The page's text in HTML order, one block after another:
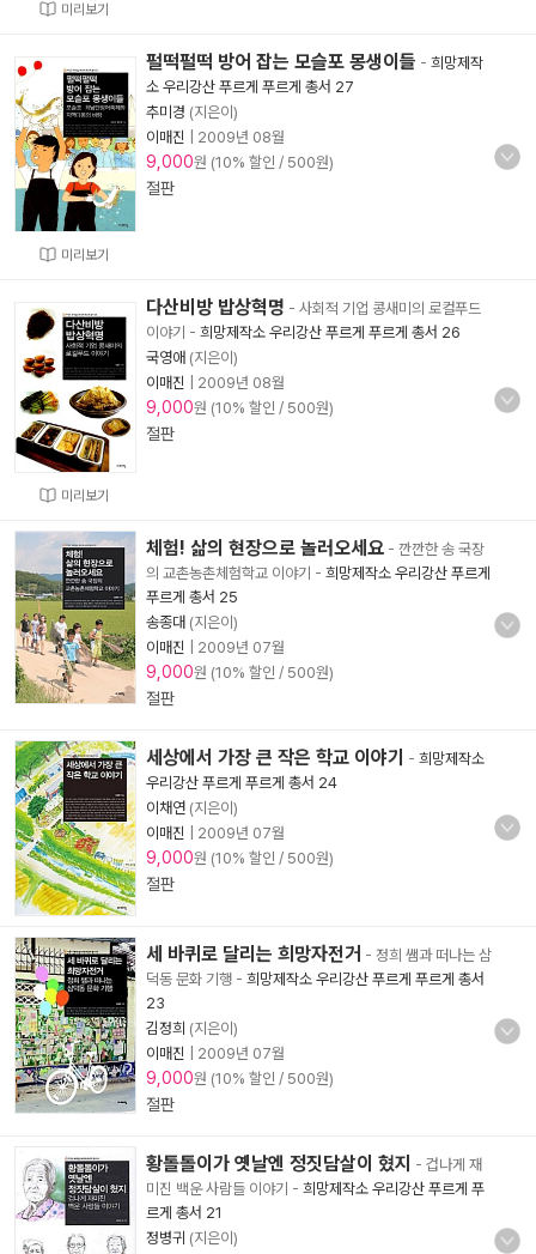
미리보기
미리보기
펄떡펄떡 방어 잡는 모슬포 몽생이들 - 희망제작
소 우리강산 푸르게 푸르게 총서 27
추미경 (지은이)
이매진
2009년 08월
9,000원 (10% 할인 / 500원)
절판
미리보기
다산비방 밥상혁명 - 사회적 기업 콩새미의 로컬푸드
이야기 - 희망제작소 우리강산 푸르게 푸르게 총서 26
국영애 (지은이)
이매진
2009년 08월
9,000원 (10% 할인 / 500원)
절판
체험! 삶의 현장으로 놀러오세요 - 깐깐한 송 국장
의 교촌농촌체험학교 이야기 - 희망제작소 우리강산 푸르게
푸르게 총서 25
송종대 (지은이)
이매진
2009년 07월
9,000원 (10% 할인 / 500원)
절판
세상에서 가장 큰 작은 학교 이야기 - 희망제작소
우리강산 푸르게 푸르게 총서 24
이채연 (지은이)
이매진
2009년 07월
9,000원 (10% 할인 / 500원)
절판
세 바퀴로 달리는 희망자전거 - 정희 쌤과 떠나는 삼
덕동 문화 기행 - 희망제작소 우리강산 푸르게 푸르게 총서
23
김정희 (지은이)
이매진
2009년 07월
9,000원 (10% 할인 / 500원)
절판
황톨톨이가 옛날엔 정짓담살이 혔지 - 겁나게 재
미진 백운 사람들 이야기 - 희망제작소 우리강산 푸르게 푸
르게 총서 21
정병귀 (지은이)